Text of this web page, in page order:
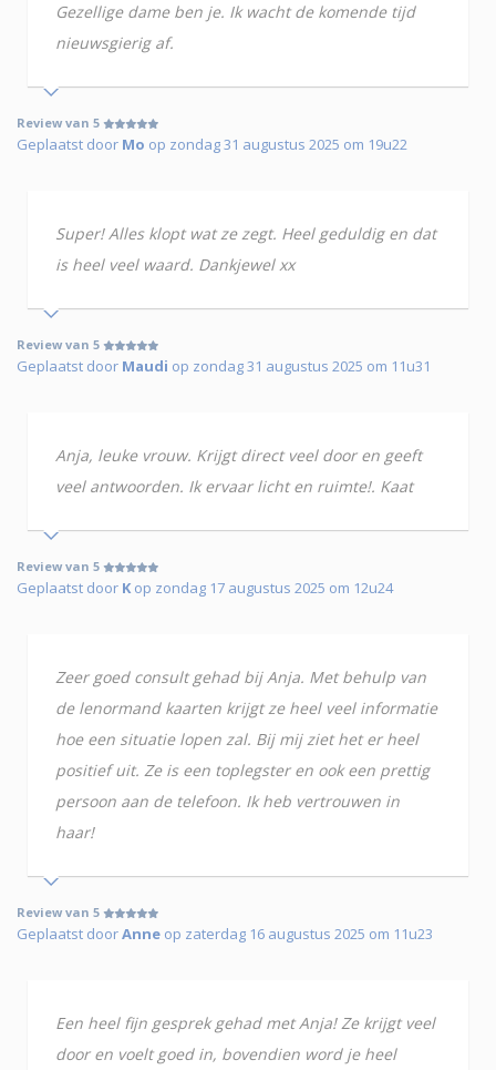
Gezellige dame ben je. Ik wacht de komende tijd
nieuwsgierig af.
Review van 5
Geplaatst door Mo op zondag 31 augustus 2025 om 19u22
Super! Alles klopt wat ze zegt. Heel geduldig en dat
is heel veel waard. Dankjewel xx
Review van 5
Geplaatst door Maudi op zondag 31 augustus 2025 om 11u31
Anja, leuke vrouw. Krijgt direct veel door en geeft
veel antwoorden. Ik ervaar licht en ruimte!. Kaat
Review van 5
Geplaatst door K op zondag 17 augustus 2025 om 12u24
Zeer goed consult gehad bij Anja. Met behulp van
de lenormand kaarten krijgt ze heel veel informatie
hoe een situatie lopen zal. Bij mij ziet het er heel
positief uit. Ze is een toplegster en ook een prettig
persoon aan de telefoon. Ik heb vertrouwen in
haar!
Review van 5
Geplaatst doorAnne op zaterdag 16 augustus 2025 om 11u23
Een heel fijn gesprek gehad met Anja! Ze krijgt veel
door en voelt goed in, bovendien word je heel